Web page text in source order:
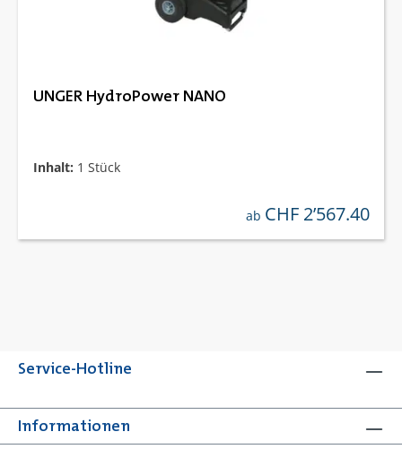
UNGER HydroPower NANO
Inhalt: 1 Stück
regulärer preis:
ab CHF 2’567.40
Service-Hotline
Informationen